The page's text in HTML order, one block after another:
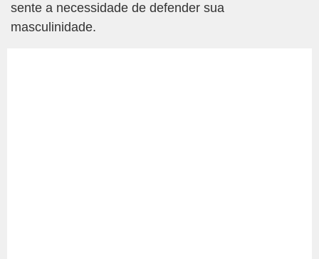
sente a necessidade de defender sua
masculinidade.